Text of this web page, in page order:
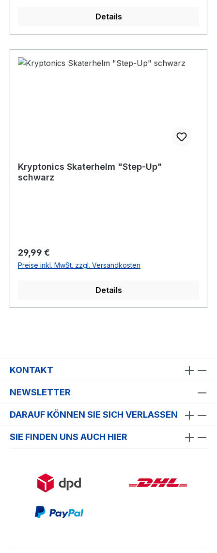
Details
Kryptonics Skaterhelm "Step-Up"
schwarz
Regulärer Preis:
29,99 €
Preise inkl. MwSt. zzgl. Versandkosten
Details
KONTAKT
NEWSLETTER
DARAUF KÖNNEN SIE SICH VERLASSEN
SIE FINDEN UNS AUCH HIER